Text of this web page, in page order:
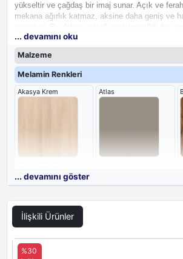
yükseltir ve çağdaş bir imaj sunar. Açık ve
mekana ağırlık katmaz, aksine daha geniş ve
dekorasyonunda modern ve özgün bir dokunuş
bir seçimdir.
... devamını oku
Malzeme
Melamin Renkleri
Akasya Krem Atlas
Çift Melamin Renkler
... devamını göster
İlişkili Ürünler
%30